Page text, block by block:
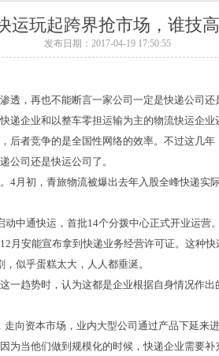
运玩起跨界抢市场，谁技
发布日期：2017-04-19 17:50:55
透，再也不能断言一家公司一定是快递公司还
递企业和以整车零担运输为主的物流快运企业
后者竞争的是全国性网络的效率。不过这几
公司还是快运公司了。
4月初，青旅物流被爆出去年入股全峰快递实
中通快运，首批14个分拨中心正式开业运营
月安能宣布拿到快递业务经营许可证。这种
似乎蛋糕太大，人人都垂涎。
一趋势时，认为这都是企业根据自身情况作
向资本市场，业内大型公司通过产品下延来
为当他们做到规模化的时候，快递企业需要